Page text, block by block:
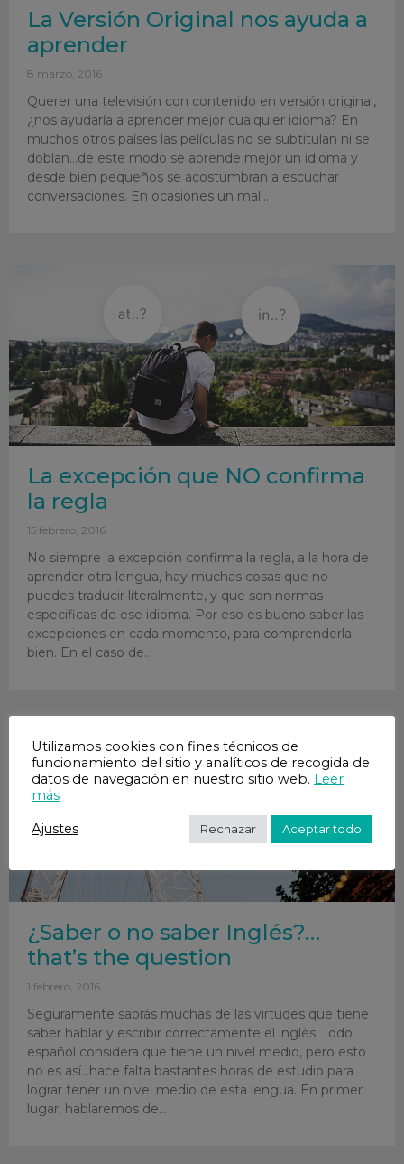
La Versión Original nos ayuda a
aprender
8 marzo, 2016
Querer una televisión con contenido en versión original,
¿nos ayudaría a aprender mejor cualquier idioma? En
muchos otros países las películas no se subtitulan ni se
doblan…de este modo se aprende mejor un idioma y
desde bien pequeños se acostumbran a escuchar
conversaciones. En ocasiones un mal
La excepción que NO confirma
la regla
15 febrero, 2016
No siempre la excepción confirma la regla, a la hora de
aprender otra lengua, hay muchas cosas que no
puedes traducir literalmente, y que son normas
especificas de ese idioma. Por eso es bueno saber las
excepciones en cada momento, para comprenderla
bien. En el caso de
¿Saber o no saber Inglés?…
that’s the question
1 febrero, 2016
Seguramente sabrás muchas de las virtudes que tiene
saber hablar y escribir correctamente el inglés. Todo
español considera que tiene un nivel medio, pero esto
no es así…hace falta bastantes horas de estudio para
lograr tener un nivel medio de esta lengua. En primer
lugar, hablaremos de
Utilizamos cookies con fines técnicos de
funcionamiento del sitio y analíticos de recogida de
datos de navegación en nuestro sitio web. Leer
más
Ajustes Rechazar Aceptar todo